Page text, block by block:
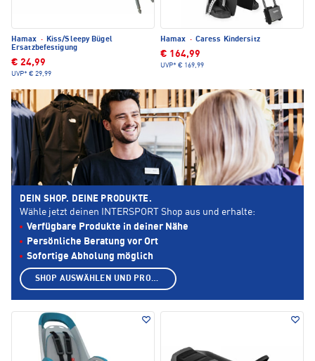
Hamax ·
Kiss/Sleepy Bügel
Ersatzbefestigung
€ 24,99
UVP* € 29,99
Hamax · Caress Kindersitz
€ 164,99
UVP* € 169,99
DEIN SHOP. DEINE PRODUKTE.
Wähle jetzt deinen INTERSPORT Shop aus und erhalte:
Verfügbare Produkte in deiner Nähe
Persönliche Beratung vor Ort
Sofortige Abholung möglich
SHOP AUSWÄHLEN UND PRODUKTE ANZEIGEN